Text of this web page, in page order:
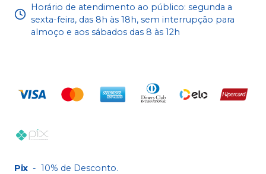
Horário de atendimento ao público: segunda a
sexta-feira, das 8h às 18h, sem interrupção para
almoço e aos sábados das 8 às 12h
Pix - 10% de Desconto.